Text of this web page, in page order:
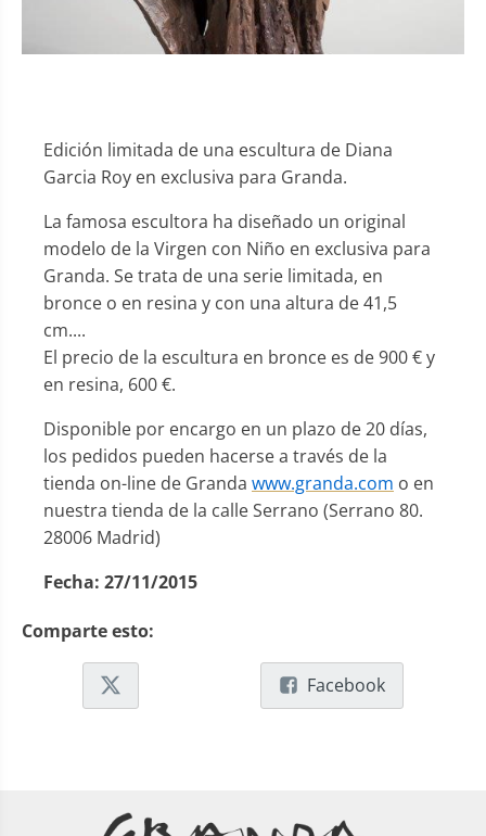
Edición limitada de una escultura de Diana
Garcia Roy en exclusiva para Granda.
La famosa escultora ha diseñado un original
modelo de la Virgen con Niño en exclusiva para
Granda. Se trata de una serie limitada, en
bronce o en resina y con una altura de 41,5
cm....
El precio de la escultura en bronce es de 900 € y
en resina, 600 €.
Disponible por encargo en un plazo de 20 días,
los pedidos pueden hacerse a través de la
tienda on-line de Granda www.granda.com o en
nuestra tienda de la calle Serrano (Serrano 80.
28006 Madrid)
Fecha: 27/11/2015
Comparte esto:
Facebook